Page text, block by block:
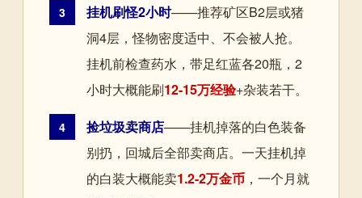
3 挂机刷怪2小时——推荐矿区B2层或猪
洞4层，怪物密度适中、不会被人抢。
挂机前检查药水，带足红蓝各20瓶，2
小时大概能刷12-15万经验+杂装若干。
4 捡垃圾卖商店——挂机掉落的白色装备
别扔，回城后全部卖商店。一天挂机掉
的白装大概能卖1.2-2万金币 ，一个月就